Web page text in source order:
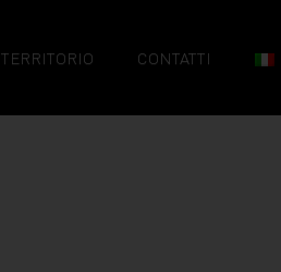
TERRITORIO CONTATTI